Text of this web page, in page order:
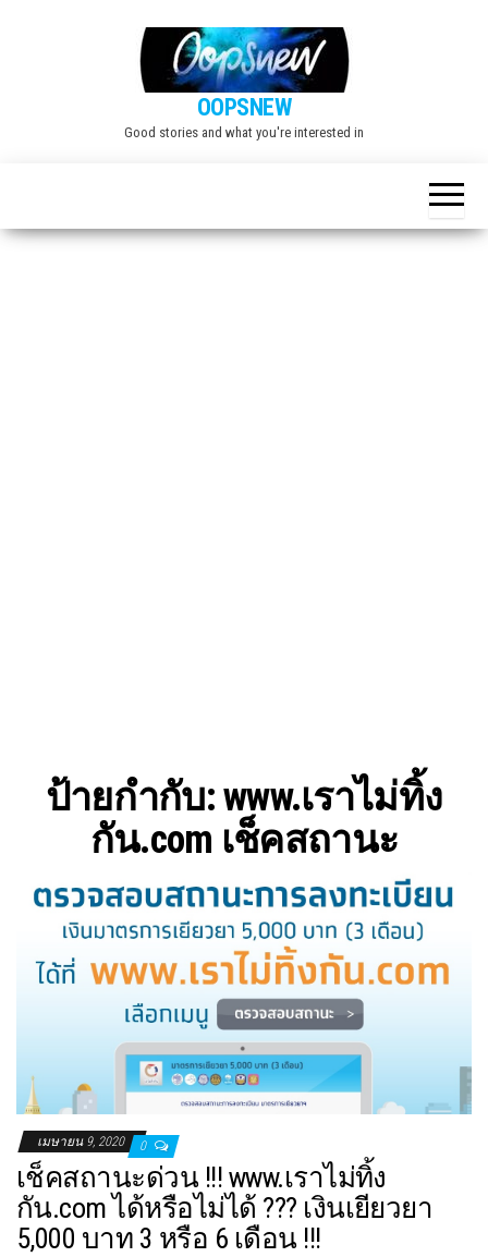
OOPSNEW
Good stories and what you're interested in
ป้ายกำกับ:www.เราไม่ทิ้ง
กัน.com เช็คสถานะ
เมษายน 9, 2020 0
เช็คสถานะด่วน !!! www.เราไม่ทิ้ง
กัน.com ได้หรือไม่ได้ ??? เงินเยียวยา
5,000 บาท 3 หรือ 6 เดือน !!!